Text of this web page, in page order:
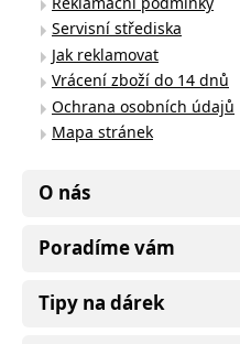
Servisní střediska
Jak reklamovat
Vrácení zboží do 14 dnů
Ochrana osobních údajů
Mapa stránek
O nás
Poradíme vám
Tipy na dárek